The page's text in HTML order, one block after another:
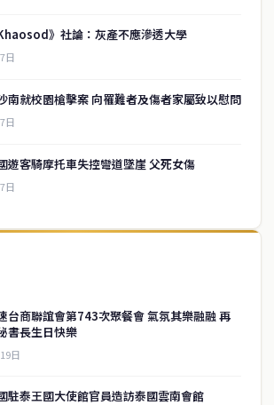
》社論：灰產不應滲透大學
日
南就校園槍擊案 向罹難者及傷者家屬致以慰問
日
遊客騎摩托車失控彎道墜崖 父死女傷
日
台商聯誼會第743次聚餐會 氣氛其樂融融 再
書長生日快樂
日
駐泰王國大使館官員造訪泰國雲南會館
經濟、華人社群與社會時事，為在泰華人讀者提